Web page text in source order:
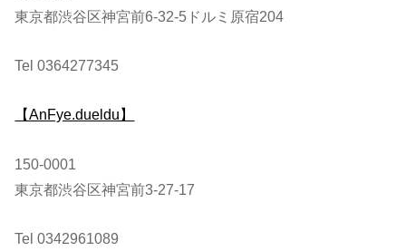
東京都渋谷区神宮前6-32-5ドルミ原宿204
Tel 0364277345
【AnFye.dueldu】
150-0001
東京都渋谷区神宮前3-27-17
Tel 0342961089